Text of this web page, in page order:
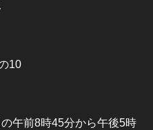
10
午前8時45分から午後5時